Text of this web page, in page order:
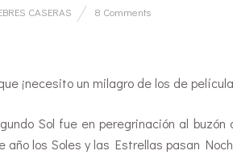
CASERAS 8 Comments
¡necesito un milagro de los de
Sol fue en peregrinación al
los Soles y las Estrellas pasan